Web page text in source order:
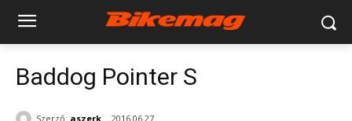
Baddog Pointer S
Szerző: aszerk 2016.06.27.